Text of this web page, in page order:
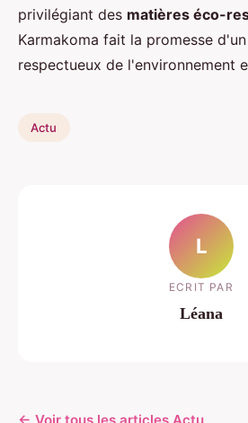
privilégiant des matières éco-
Karmakoma fait la promesse
respectueux de l'environnement
Actu
L
ECRIT PAR
Léana